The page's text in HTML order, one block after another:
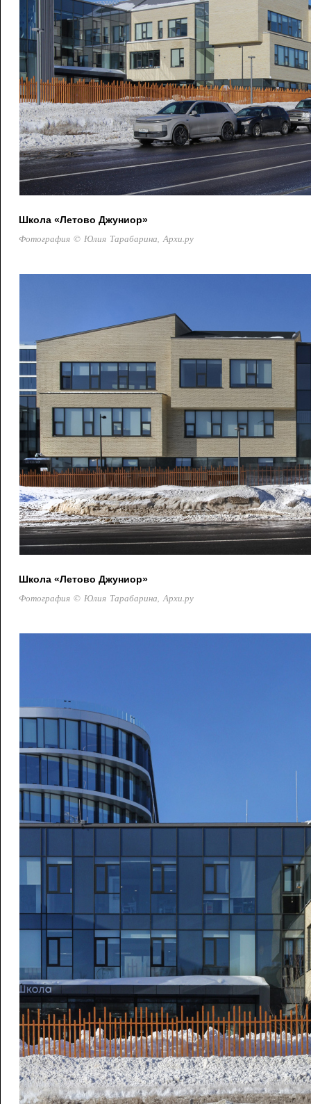
Школа «Летово Джуниор»
Фотография © Юлия Тарабарина, Архи.ру
Школа «Летово Джуниор»
Фотография © Юлия Тарабарина, Архи.ру